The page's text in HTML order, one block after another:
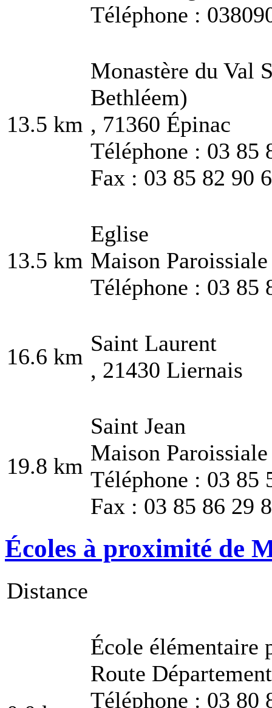
Téléphone :
13.5 km
Monastère du Val
Bethléem)
, 71360 Épinac
Téléphone : 03 85
Fax : 03 85 82 90
13.5 km
Eglise
Maison
Téléphone : 03 85
16.6 km
Saint Laurent
, 21430 Liernais
19.8 km
Saint Jean
Maison
Téléphone : 03 85
Fax : 03 85 86 29
Écoles à proximité de
Distance
École élémentaire
Route
Téléphone : 03 80